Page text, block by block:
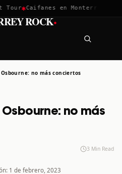
✱Caifanes en Monterrey · 12
ROCK·
Osbourne: no más conciertos
no más
3 Min Read
1 de febrero, 2023